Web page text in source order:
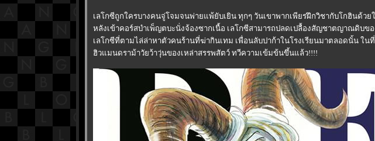
เลโกซีถูกใครบางคนจู่โจมจนพ่ายแพ้ยับเยิน ทุกๆ วันเขาพากเพียรฝึกวิชากับโกฮินด้วย
หลังเข้าคอร์สบำเพ็ญตบะนั่งจ้องซากเนื้อ เลโกซีสามารถปลดเปลื้องสัญชาตญาณดิบข
เลโกซีที่ตามไล่ล่าหาตัวคนร้านที่ฆ่ากินเทม เพื่อนลับปาก้าในโรงเรียนมาตลอดนั้น ใน
ฮิวแมนดราม้าวัยว้าวุ่นของเหล่าสรรพสัตว์ ทวีความเข้มข้นขึ้นแล้ว!!!!